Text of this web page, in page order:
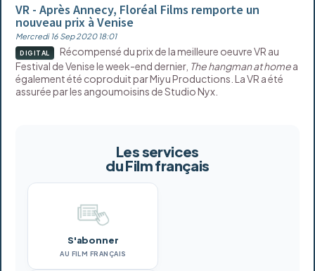
VR - Après Annecy, Floréal Films remporte un
nouveau prix à Venise
Mercredi 16 Sep 2020 18:01
DIGITAL
Récompensé du prix de la meilleure oeuvre VR au
Festival de Venise le week-end dernier, The hangman at homea
également été coproduit par Miyu Productions. La VR a été
assurée par les angoumoisins de Studio Nyx.
Les services
du Film français
S'abonner
AU FILM FRANÇAIS